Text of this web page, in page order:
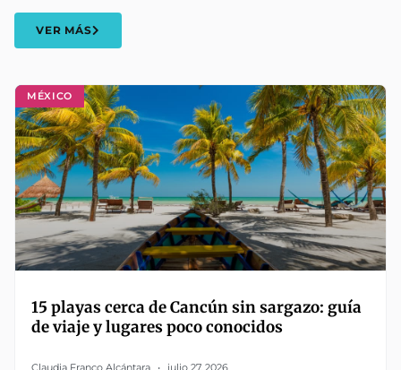
MÉXICO
15 playas cerca de Cancún sin sargazo: guía
de viaje y lugares poco conocidos
VER MÁS